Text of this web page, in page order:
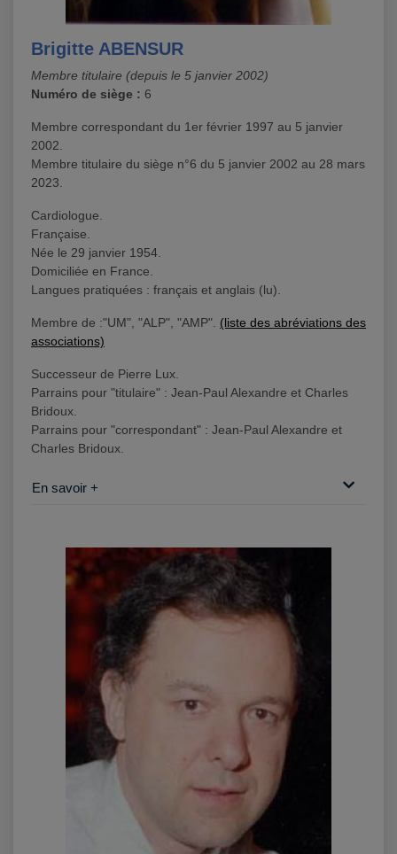
Brigitte ABENSUR
Membre titulaire (depuis le 5 janvier 2002)
Numéro de siège : 6
Membre correspondant du 1er février 1997 au 5 janvier
2002.
Membre titulaire du siège n°6 du 5 janvier 2002 au 28 mars
2023.
Cardiologue.
Française.
Née le 29 janvier 1954.
Domiciliée en France.
Langues pratiquées : français et anglais (lu).
Membre de :"UM", "ALP", "AMP". (liste des abréviations des
associations)
Successeur de Pierre Lux.
Parrains pour "titulaire" : Jean-Paul Alexandre et Charles
Bridoux.
Parrains pour "correspondant" : Jean-Paul Alexandre et
Charles Bridoux.
En savoir +